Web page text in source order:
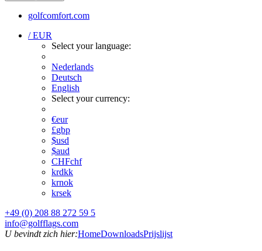
golfcomfort.com
/ EUR
Select your language:
Nederlands
Deutsch
English
Select your currency:
€eur
£gbp
$usd
$aud
CHFchf
krdkk
krnok
krsek
+49 (0) 208 88 272 59 5
info@golfflags.com
U bevindt zich hier:HomeDownloadsPrijslijst